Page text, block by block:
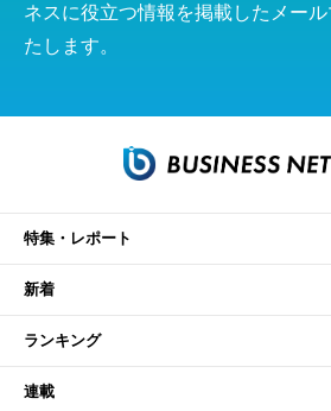
ネスに役立つ情報を掲載したメー
たします。
特集・レポート
新着
ランキング
連載